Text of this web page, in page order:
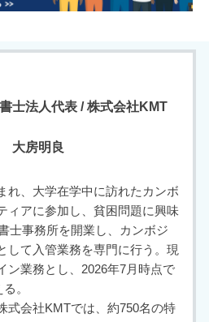
士法人代表 / 株式会社KMT
大房明良
れ、大学在学中に訪れたカンボ
ィアに参加し、貧困問題に興味
士事務所を開業し、カンボジ
して入管業務を専門に行う。現
ン業務とし、2026年7月時点で
。
式会社KMTでは、約750名の特